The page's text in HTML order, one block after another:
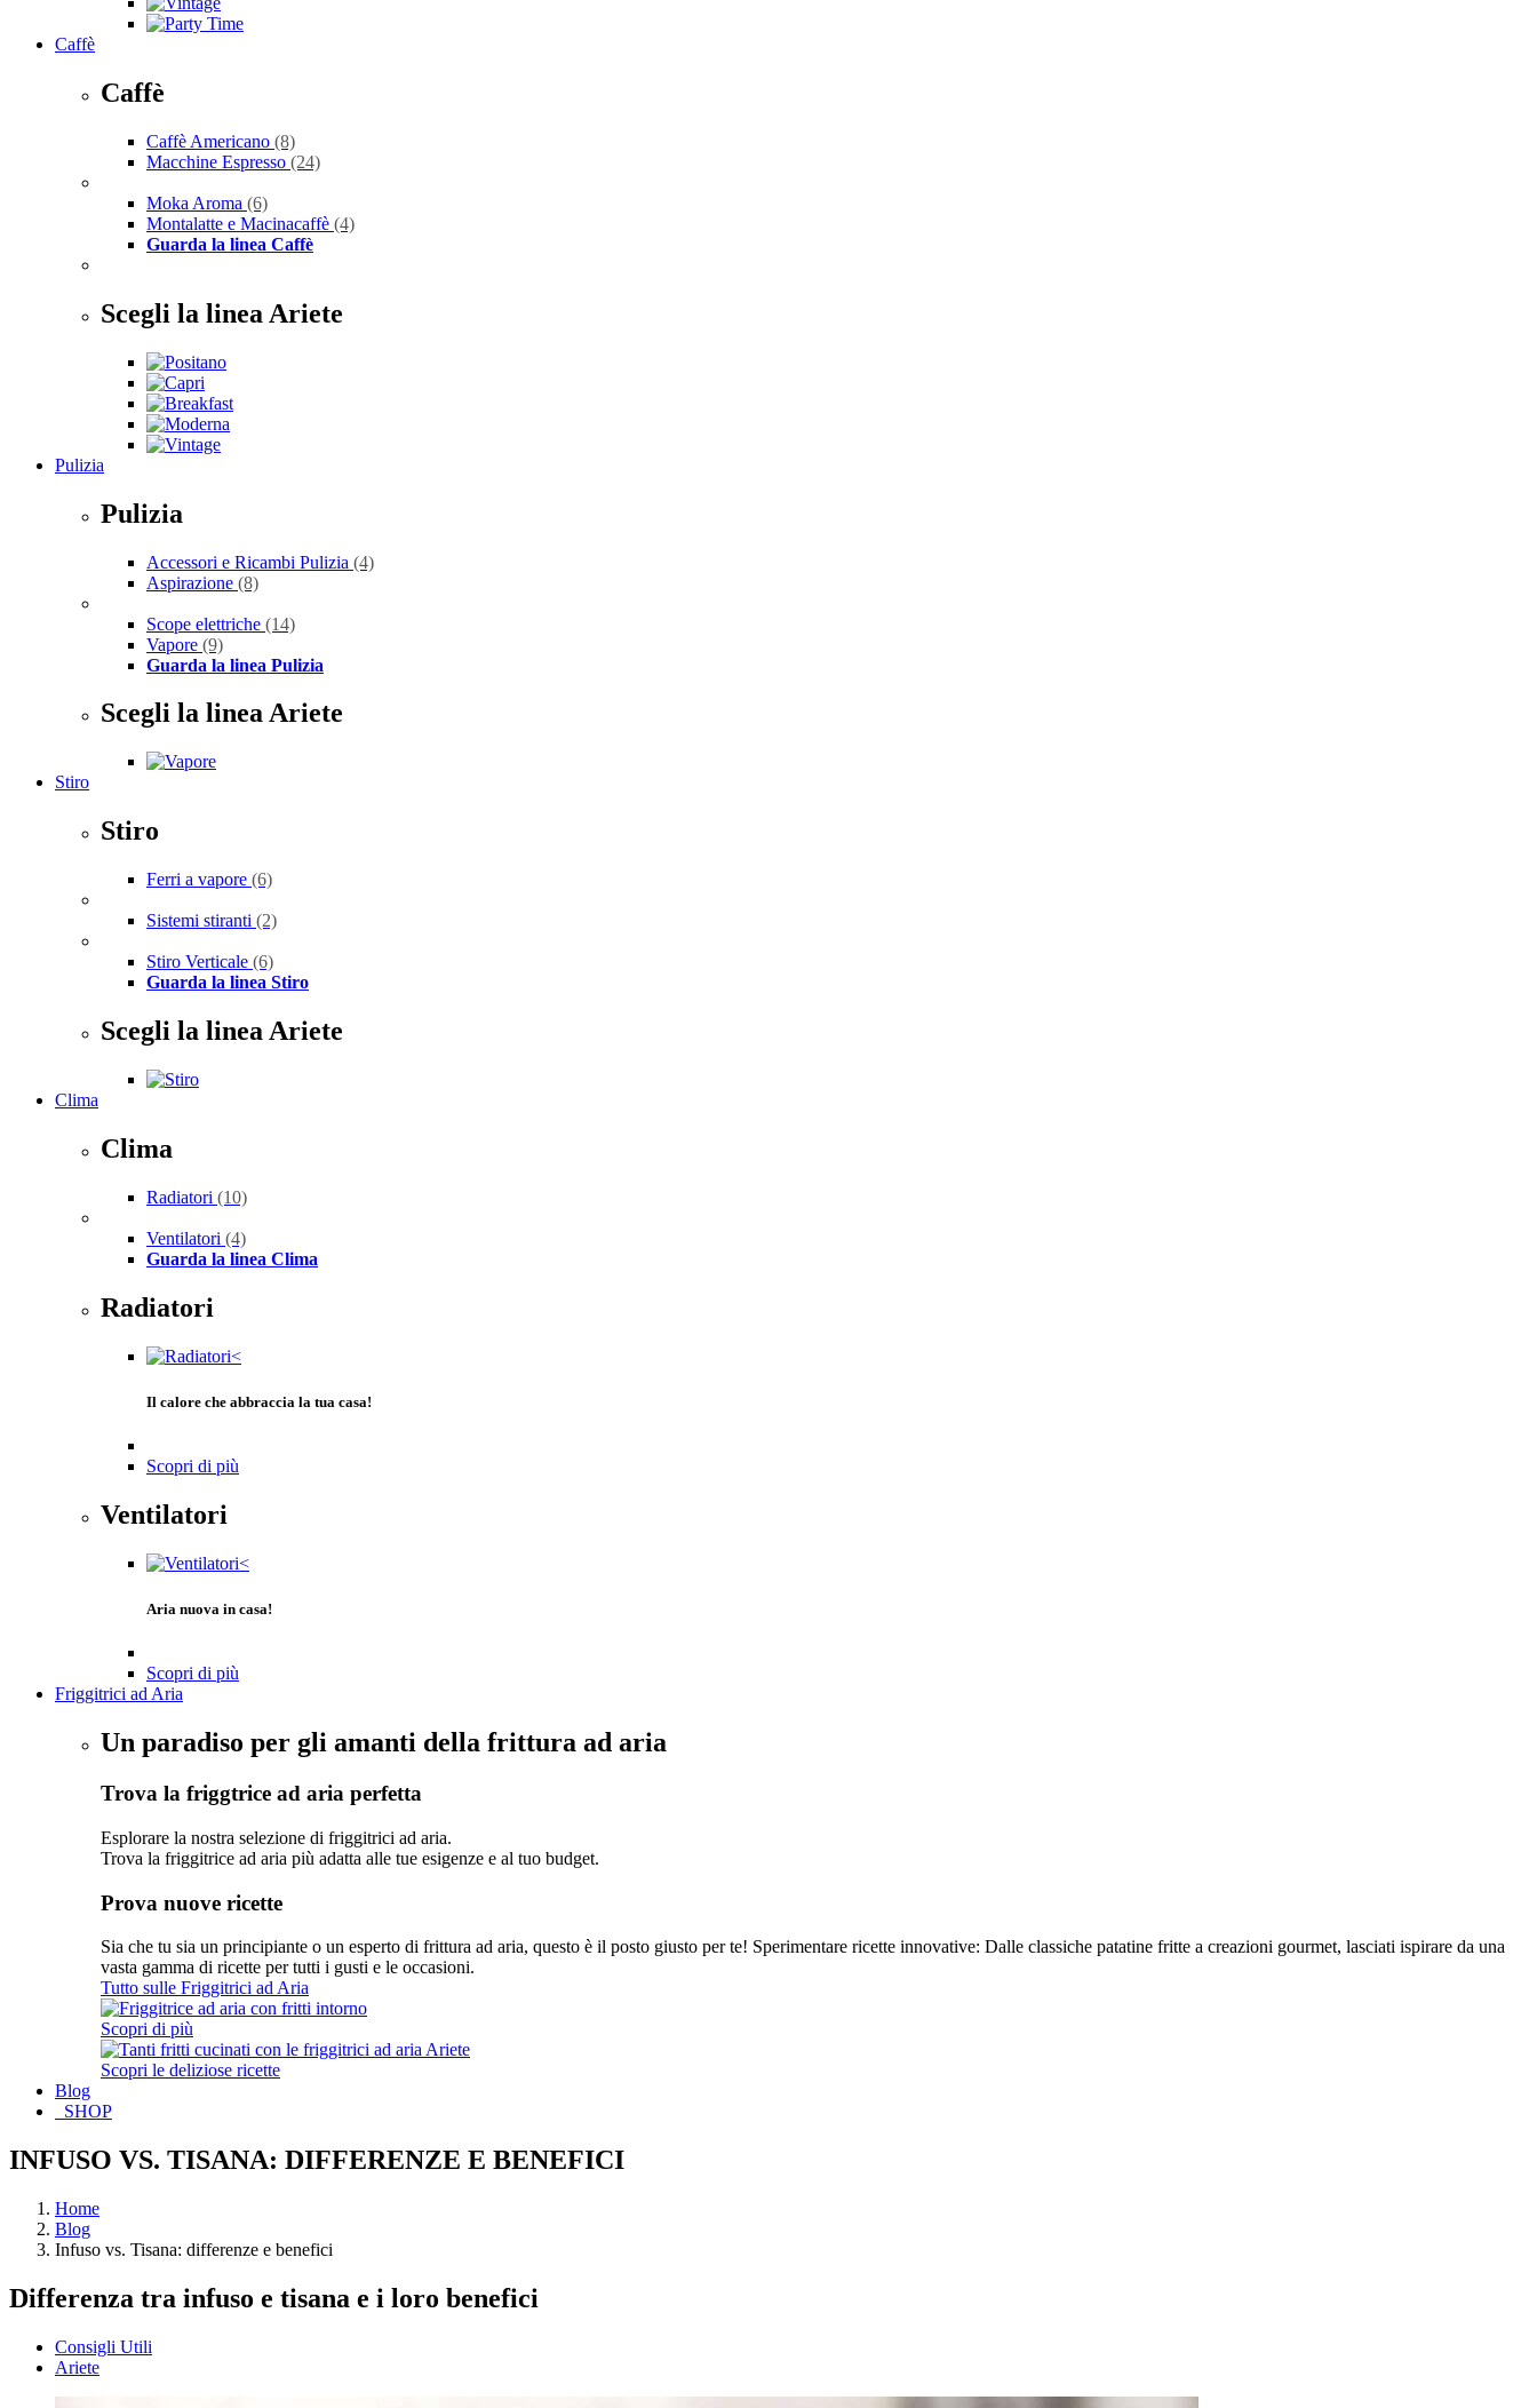
Caffè
Caffè
Caffè Americano (8)
Macchine Espresso (24)
Moka Aroma (6)
Montalatte e Macinacaffè (4)
Guarda la linea Caffè
Scegli la linea Ariete
Pulizia
Pulizia
Accessori e Ricambi Pulizia (4)
Aspirazione (8)
Scope elettriche (14)
Vapore (9)
Guarda la linea Pulizia
Scegli la linea Ariete
Stiro
Stiro
Ferri a vapore (6)
Sistemi stiranti (2)
Stiro Verticale (6)
Guarda la linea Stiro
Scegli la linea Ariete
Clima
Clima
Radiatori (10)
Ventilatori (4)
Guarda la linea Clima
Radiatori
Il calore che abbraccia la tua casa!
Scopri di più
Ventilatori
Aria nuova in casa!
Scopri di più
Friggitrici ad Aria
Un paradiso per gli amanti della frittura ad aria
Trova la friggtrice ad aria perfetta
Esplorare la nostra selezione di friggitrici ad aria.
Trova la friggitrice ad aria più adatta alle tue esigenze e al tuo budget.
Prova nuove ricette
Sia che tu sia un principiante o un esperto di frittura ad aria, questo è il posto giusto per te! Sperimentare ricette innovative: Dalle classiche patatine fritte a creazioni gourmet, lasciati ispirare da una
vasta gamma di ricette per tutti i gusti e le occasioni.
Tutto sulle Friggitrici ad Aria
Scopri di più
Scopri le deliziose ricette
Blog
SHOP
INFUSO VS. TISANA: DIFFERENZE E BENEFICI
Home
Blog
Infuso vs. Tisana: differenze e benefici
Differenza tra infuso e tisana e i loro benefici
Consigli Utili
Ariete